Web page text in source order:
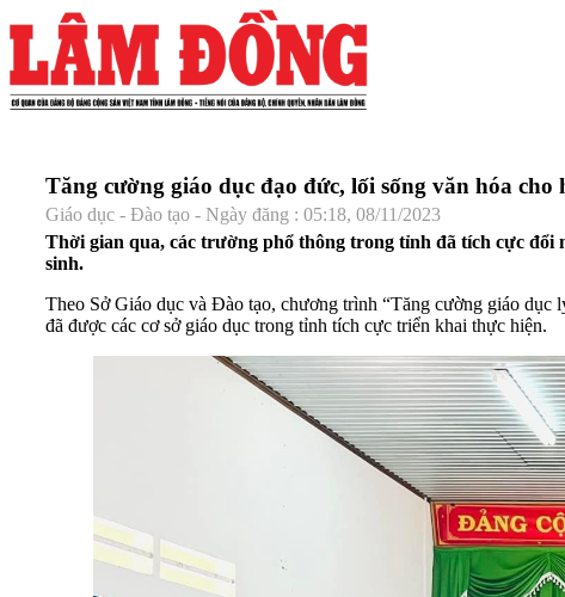
Tăng cường giáo dục đạo đức, lối sống văn hóa cho
Giáo dục - Đào tạo - Ngày đăng : 05:18, 08/11/2023
Thời gian qua, các trường phổ thông trong tỉnh đã tích cực đổi
sinh.
Theo Sở Giáo dục và Đào tạo, chương trình “Tăng cường giáo dục
đã được các cơ sở giáo dục trong tỉnh tích cực triển khai thực hiện.